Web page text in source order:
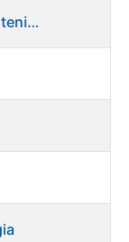
Oficial 2ª Eléctrico-Electrónico Mantenimiento Destacado